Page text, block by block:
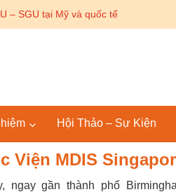
– SGU tại Mỹ và quốc tế
Hội Thảo – Sự Kiện
Viện MDIS
gần thành phố